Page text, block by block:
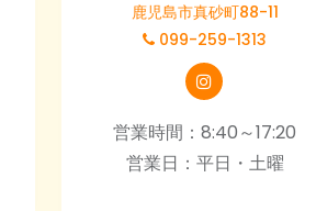
鹿児島市真砂町88-11
099-259-1313
営業時間：8:40～17:20
営業日：平日・土曜